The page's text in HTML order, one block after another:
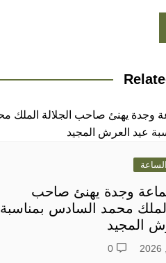
وجدة يهنئ صاحب
الملك محمد السادس بمناسبة
المجيد
0